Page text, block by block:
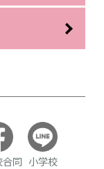
同 小学校